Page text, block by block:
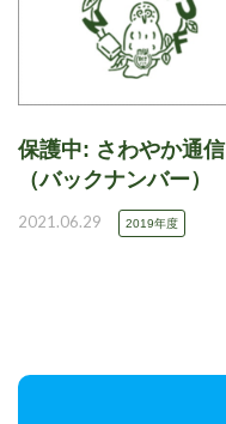
保護中: さわやか通信
（バックナンバー）
2021.06.29 2019年度